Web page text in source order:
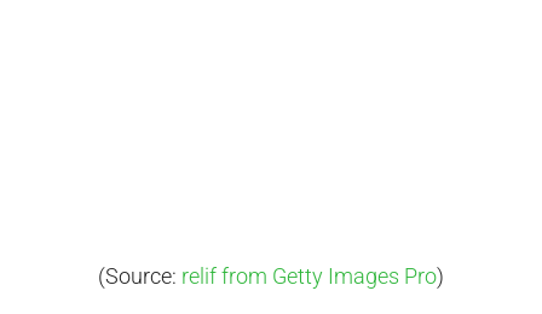
(Source: relif from Getty Images Pro)